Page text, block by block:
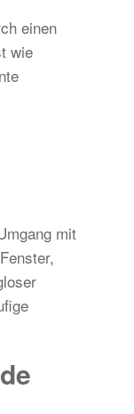
einen
wie
mit